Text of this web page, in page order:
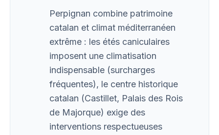
Perpignan combine patrimoine
catalan et climat méditerranéen
extrême : les étés caniculaires
imposent une climatisation
indispensable (surcharges
fréquentes), le centre historique
catalan (Castillet, Palais des Rois
de Majorque) exige des
interventions respectueuses